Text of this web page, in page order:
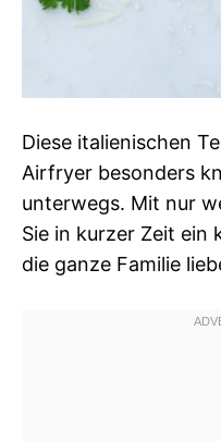
Diese italienischen
Airfryer besonders
unterwegs. Mit nur
Sie in kurzer Zeit ein
die ganze Familie